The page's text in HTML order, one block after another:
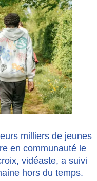
milliers de jeunes
en communauté le
vidéaste, a suivi
hors du temps.